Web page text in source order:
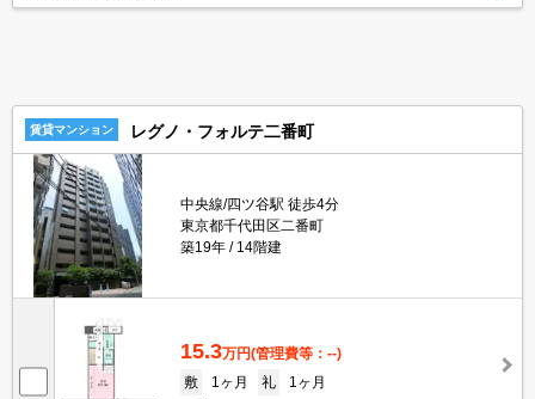
賃貸マンション レグノ・フォルテ二番町
中央線/四ツ谷駅 徒歩4分
東京都千代田区二番町
築19年
14階建
15.3万円(管理費等：--)
敷
1ヶ月 礼
1ヶ月